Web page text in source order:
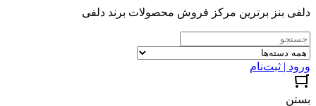
دلفی بنز برترین مرکز فروش محصولات برند دلفی
ورود | ثبت‌نام
بستن